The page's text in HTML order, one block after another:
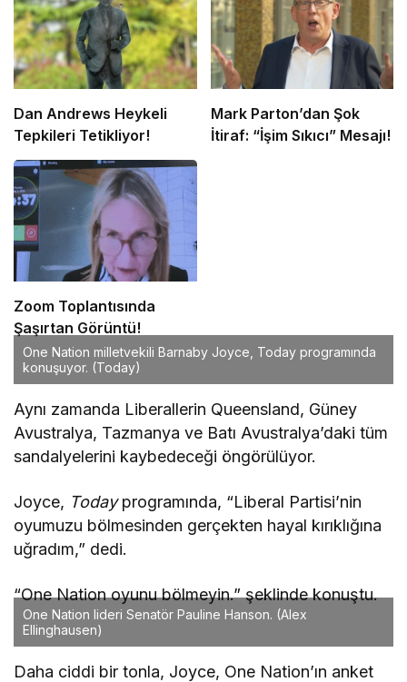
Dan Andrews Heykeli
Tepkileri Tetikliyor!
Mark Parton’dan Şok
İtiraf: “İşim Sıkıcı” Mesajı!
Zoom Toplantısında
Şaşırtan Görüntü!
One Nation milletvekili Barnaby Joyce, Today programında
konuşuyor. (Today)
Aynı zamanda Liberallerin Queensland, Güney
Avustralya, Tazmanya ve Batı Avustralya’daki tüm
sandalyelerini kaybedeceği öngörülüyor.
Joyce, Todayprogramında, “Liberal Partisi’nin
oyumuzu bölmesinden gerçekten hayal kırıklığına
uğradım,” dedi.
“One Nation oyunu bölmeyin.” şeklinde konuştu.
One Nation lideri Senatör Pauline Hanson. (Alex
Ellinghausen)
Daha ciddi bir tonla, Joyce, One Nation’ın anket